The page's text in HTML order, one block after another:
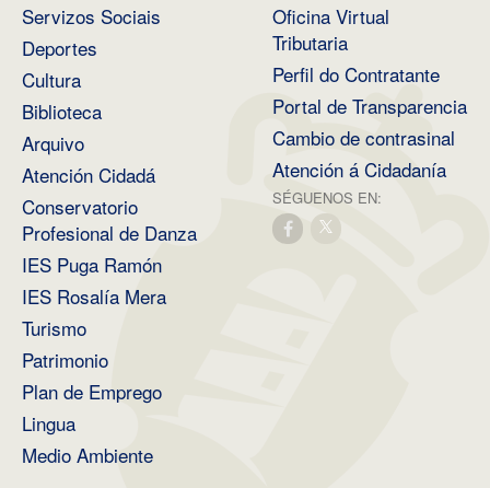
Servizos Sociais
Deportes
Cultura
Biblioteca
Arquivo
Atención Cidadá
Conservatorio
Profesional de Danza
IES Puga Ramón
IES Rosalía Mera
Turismo
Patrimonio
Plan de Emprego
Lingua
Medio Ambiente
Oficina Virtual
Tributaria
Perfil do Contratante
Portal de Transparencia
Cambio de contrasinal
Atención á Cidadanía
SÉGUENOS EN: